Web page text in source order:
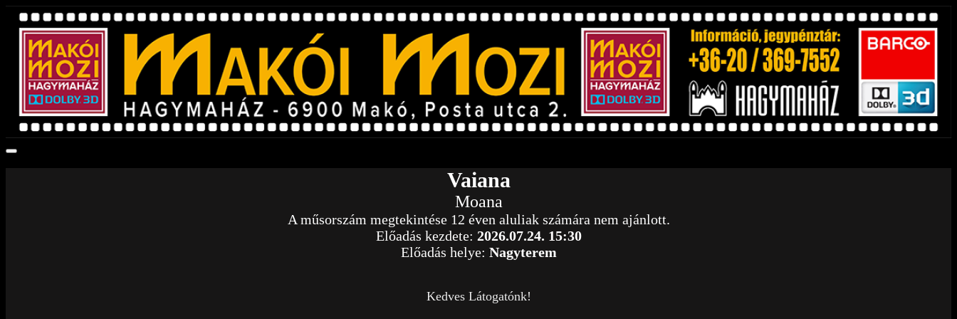
Vaiana
Moana
A műsorszám megtekintése 12 éven aluliak számára nem ajánlott.
Előadás kezdete: 2026.07.24. 15:30
Előadás helye: Nagyterem
Kedves Látogatónk!